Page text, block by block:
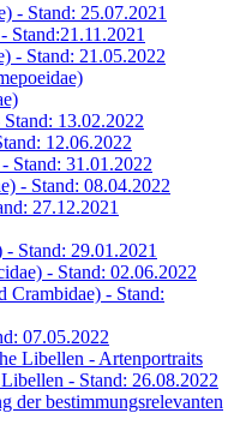
- Stand: 25.07.2021
Stand:21.11.2021
- Stand: 21.05.2022
13.02.2022
12.06.2022
Stand: 31.01.2022
- Stand: 08.04.2022
27.12.2021
Stand: 29.01.2021
- Stand: 02.06.2022
Crambidae) - Stand:
07.05.2022
Libellen - Artenportraits
- Stand: 26.08.2022
der bestimmungsrelevanten